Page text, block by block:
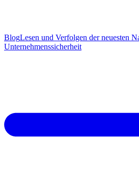
BlogLesen und Verfolgen der neuesten
Unternehmenssicherheit